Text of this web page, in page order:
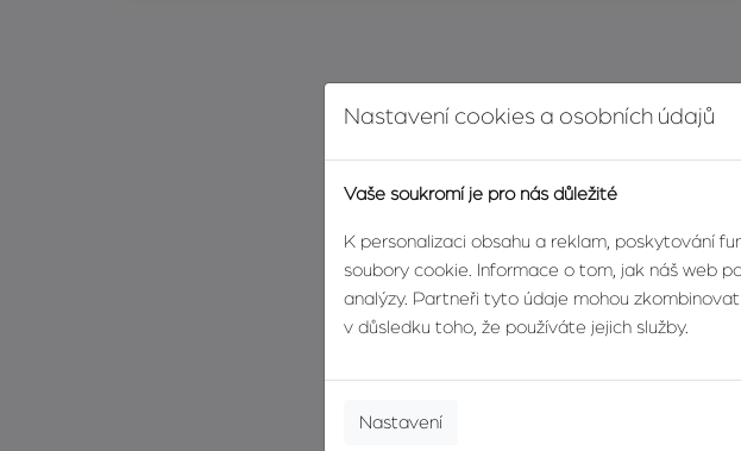
Nastavení cookies a osobních údajů
Vaše soukromí je pro nás důležité
K personalizaci obsahu a reklam, poskytování
soubory cookie. Informace o tom, jak náš web
analýzy. Partneři tyto údaje mohou
v důsledku toho, že používáte jejich služby.
Nastavení